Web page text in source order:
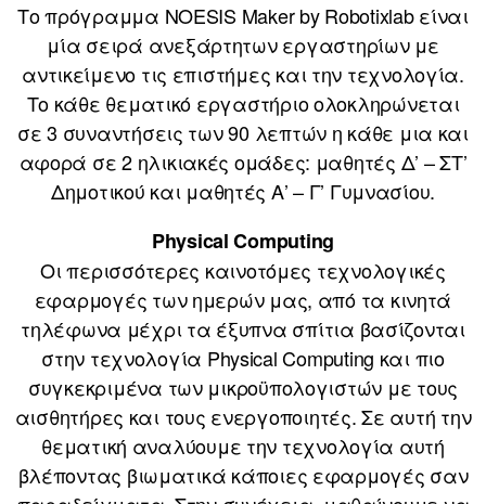
Το πρόγραμμα NOESIS Maker by Robotixlab είναι
μία σειρά ανεξάρτητων εργαστηρίων με
αντικείμενο τις επιστήμες και την τεχνολογία.
Το κάθε θεματικό εργαστήριο ολοκληρώνεται
σε 3 συναντήσεις των 90 λεπτών η κάθε μια και
αφορά σε 2 ηλικιακές ομάδες: μαθητές Δ’ – ΣΤ’
Δημοτικού και μαθητές Α’ – Γ’ Γυμνασίου.
Physical Computing
Οι περισσότερες καινοτόμες τεχνολογικές
εφαρμογές των ημερών μας, από τα κινητά
τηλέφωνα μέχρι τα έξυπνα σπίτια βασίζονται
στην τεχνολογία Physical Computing και πιο
συγκεκριμένα των μικροϋπολογιστών με τους
αισθητήρες και τους ενεργοποιητές. Σε αυτή την
θεματική αναλύουμε την τεχνολογία αυτή
βλέποντας βιωματικά κάποιες εφαρμογές σαν